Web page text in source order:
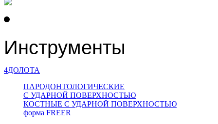
Инструменты
4ДОЛОТА
ПАРОДОНТОЛОГИЧЕСКИЕ
С УДАРНОЙ ПОВЕРХНОСТЬЮ
КОСТНЫЕ С УДАРНОЙ ПОВЕРХНОСТЬЮ
форма FREER